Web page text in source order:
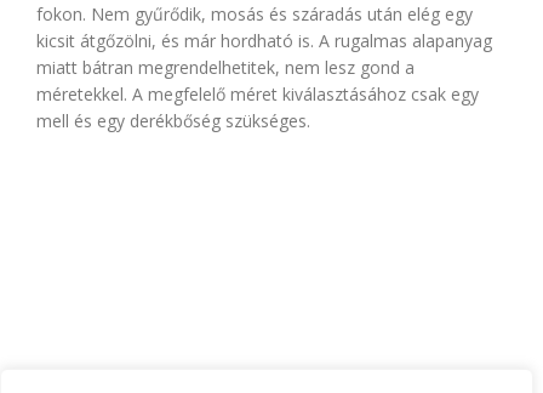
fokon. Nem gyűrődik, mosás és száradás után elég egy
kicsit átgőzölni, és már hordható is. A rugalmas alapanyag
miatt bátran megrendelhetitek, nem lesz gond a
méretekkel. A megfelelő méret kiválasztásához csak egy
mell és egy derékbőség szükséges.